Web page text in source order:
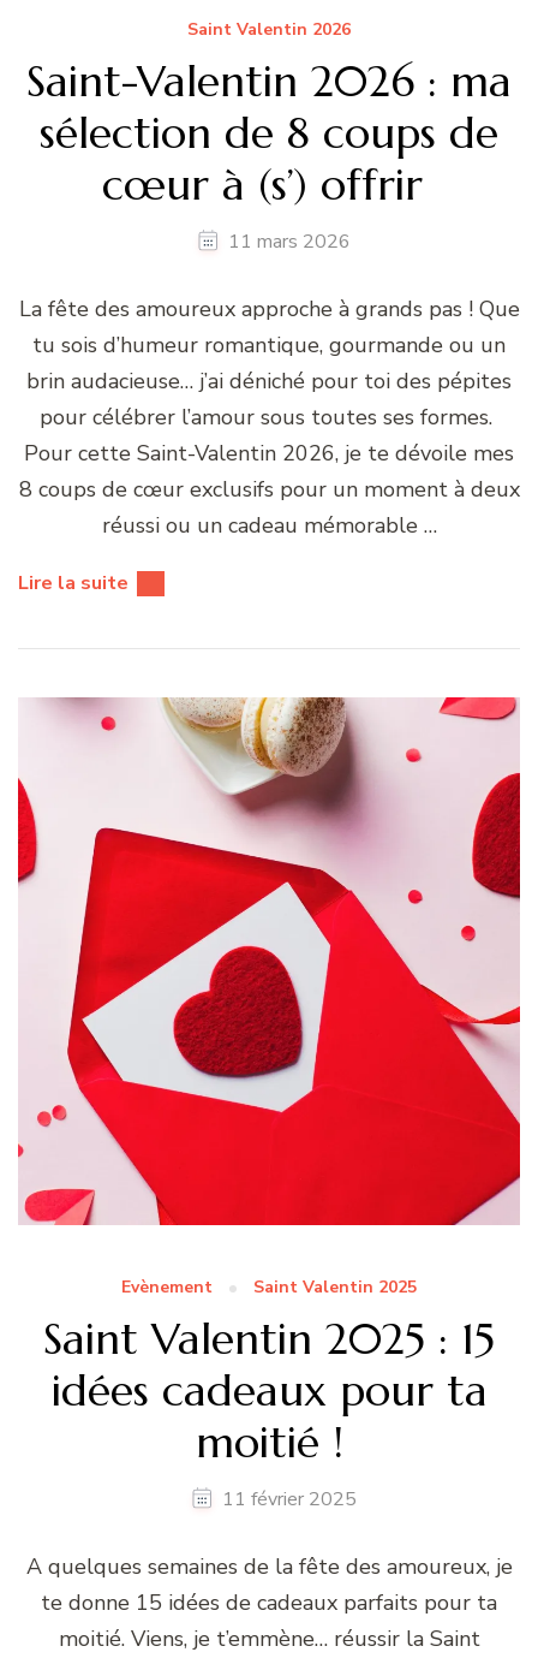
Saint Valentin 2026
Saint-Valentin 2026 : ma
sélection de 8 coups de
cœur à (s’) offrir
11 mars 2026
La fête des amoureux approche à grands pas ! Que
tu sois d’humeur romantique, gourmande ou un
brin audacieuse… j’ai déniché pour toi des pépites
pour célébrer l’amour sous toutes ses formes.
Pour cette Saint-Valentin 2026, je te dévoile mes
8 coups de cœur exclusifs pour un moment à deux
réussi ou un cadeau mémorable …
Lire la suite
Evènement Saint Valentin 2025
Saint Valentin 2025 : 15
idées cadeaux pour ta
moitié !
11 février 2025
A quelques semaines de la fête des amoureux, je
te donne 15 idées de cadeaux parfaits pour ta
moitié. Viens, je t’emmène… réussir la Saint